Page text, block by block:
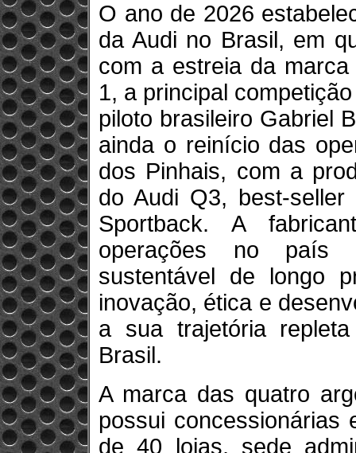
O ano de 2026
da Audi no Brasil, em
com a estreia da
1, a principal
piloto brasileiro Gabriel
ainda o reinício das
dos Pinhais, com a
do Audi Q3, best-
Sportback. A
operações no país
sustentável de longo
inovação, ética e
a sua trajetória
Brasil.
A marca das quatro
possui concessionárias
de 40 lojas, sede